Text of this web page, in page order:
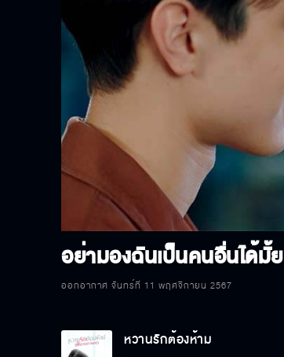
อย่ามองฉันเป็นคนอื่นได้มั้ย
ออกอากาศ จันทร์ที่ 11 พฤศจิกายน 2567
หวานรักต้องห้าม